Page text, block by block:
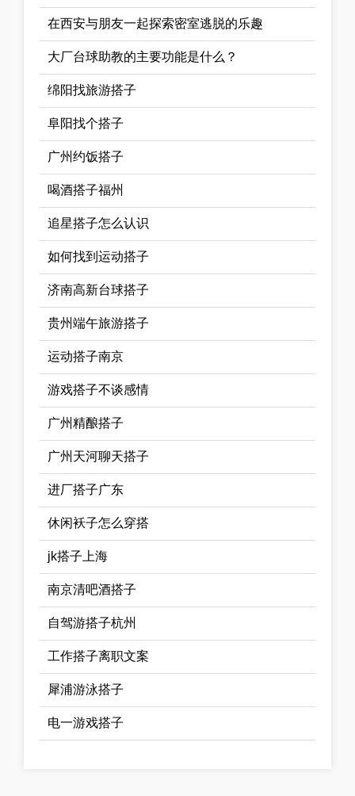
在西安与朋友一起探索密室逃脱的乐趣
大厂台球助教的主要功能是什么？
绵阳找旅游搭子
阜阳找个搭子
广州约饭搭子
喝酒搭子福州
追星搭子怎么认识
如何找到运动搭子
济南高新台球搭子
贵州端午旅游搭子
运动搭子南京
游戏搭子不谈感情
广州精酿搭子
广州天河聊天搭子
进厂搭子广东
休闲袄子怎么穿搭
jk搭子上海
南京清吧酒搭子
自驾游搭子杭州
工作搭子离职文案
犀浦游泳搭子
电一游戏搭子